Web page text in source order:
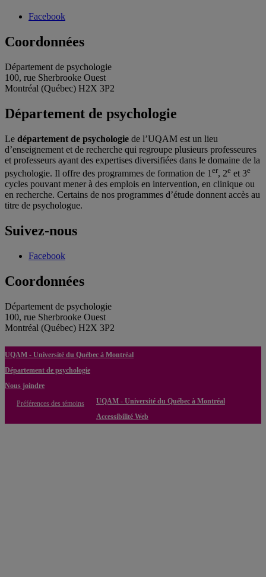
Facebook
Coordonnées
Département de psychologie
100, rue Sherbrooke Ouest
Montréal (Québec) H2X 3P2
Département de psychologie
Le département de psychologie de l’UQAM est un lieu
d’enseignement et de recherche qui regroupe plusieurs professeures
et professeurs ayant des expertises diversifiées dans le domaine de la
psychologie. Il offre des programmes de formation de 1 er, 2e et 3e
cycles pouvant mener à des emplois en intervention, en clinique ou
en recherche. Certains de nos programmes d’étude donnent accès au
titre de psychologue.
Suivez-nous
Facebook
Coordonnées
Département de psychologie
100, rue Sherbrooke Ouest
Montréal (Québec) H2X 3P2
UQAM - Université du Québec à Montréal
Département de psychologie
Nous joindre
Préférences des témoins
UQAM - Université du Québec à Montréal
Accessibilité Web